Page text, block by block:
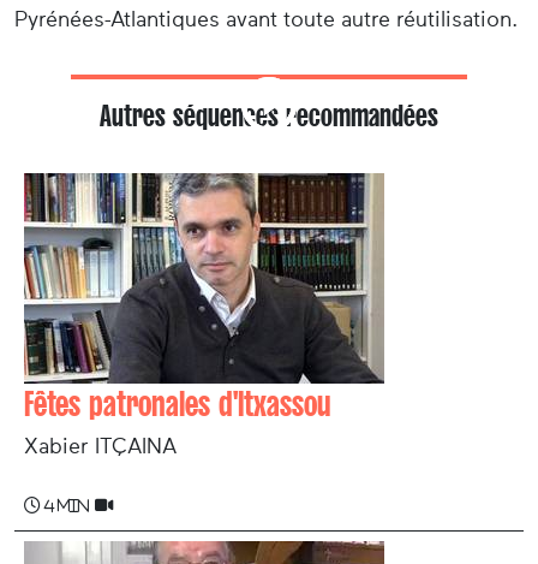
Pyrénées-Atlantiques avant toute autre réutilisation.
Autres séquences recommandées
Fêtes patronales d'Itxassou
Xabier ITÇAINA
4 min